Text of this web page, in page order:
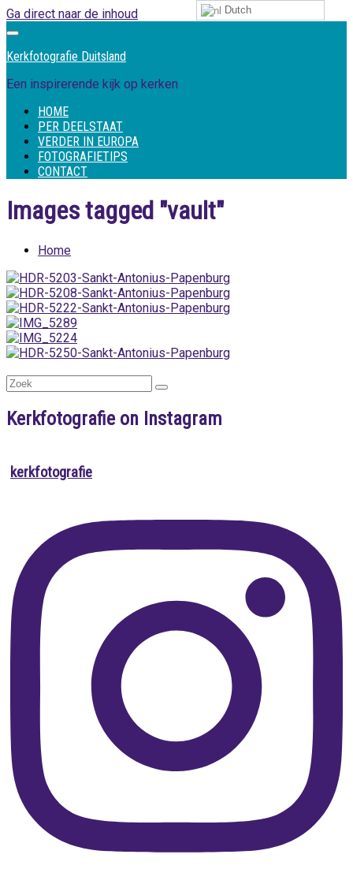
Ga direct naar de inhoud
Kerkfotografie Duitsland
Een inspirerende kijk op kerken
HOME
PER DEELSTAAT
VERDER IN EUROPA
FOTOGRAFIETIPS
CONTACT
Images tagged "vault"
Home
Kerkfotografie on Instagram
kerkfotografie
Dutch